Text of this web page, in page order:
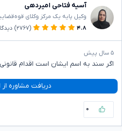
آسیه فتاحی امیردهی
وکیل پایه یک مرکز وکلای
۴.۸
(۲۷۶۷)
۵ سال پیش
اگر سند به اسم ایشان است اقدام
دریافت مشاوره
۰